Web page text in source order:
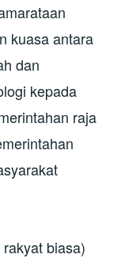
kuasa antara
dan
kepada
raja
biasa)